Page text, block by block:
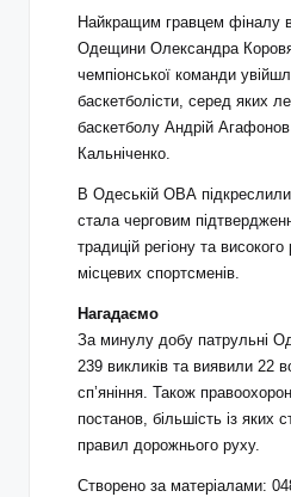
Найкращим гравцем фіналу
Одещини Олександра
чемпіонської команди
баскетболісти, серед яких
баскетболу Андрій
Кальніченко.
В Одеській ОВА
стала черговим
традицій регіону та високого
місцевих спортсменів.
Нагадаємо
За минулу добу патрульні
239 викликів та виявили 22
сп’яніння. Також
постанов, більшість із яких
правил дорожнього руху.
Створено за матеріалами: